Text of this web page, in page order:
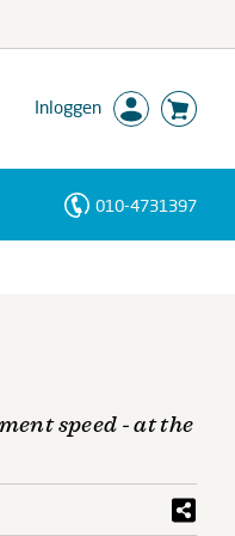
Inloggen
010-4731397
speed - at the